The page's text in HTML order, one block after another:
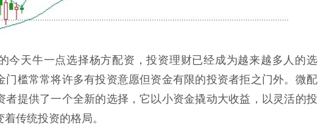
今天牛一点选择杨方配资，投资理财已经成为越来越多人的选
门槛常常将许多有投资意愿但资金有限的投资者拒之门外。微配
者提供了一个全新的选择，它以小资金撬动大收益，以灵活的投
传统投资的格局。